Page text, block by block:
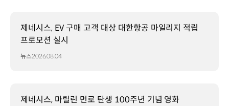
제네시스, EV 구매 고객 대상 대한항공 마일리지 적립
프로모션 실시
뉴스2026.08.04
제네시스, 마릴린 먼로 탄생 100주년 기념 영화